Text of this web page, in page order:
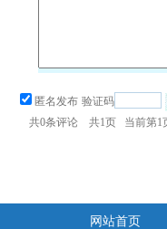
匿名发布 验证码
共0条评论 共1页 当前第1
网站首页